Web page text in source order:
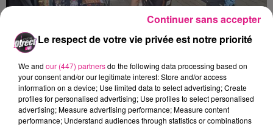
22 mai 2026
LES COMMERÇANTS INVESTISSENT LES RUES POUR LA GRANDE
BRADERIE DE METZ
Les 22 et 23 mai à Metz se tient la Grande Braderie de
Metz, événement annuel qui permet aux habitants
de faire des bonnes affaires. C'est la première fois...
Le respect de votre vie privée est notre priorité
We and our (447) partnersdo the following data processing based on
your consent and/or our legitimate interest: Store and/or access
information on a device; Use limited data to select advertising; Create
profiles for personalised advertising; Use profiles to select personalised
advertising; Measure advertising performance; Measure content
performance; Understand audiences through statistics or combinations
Continuer sans accepter